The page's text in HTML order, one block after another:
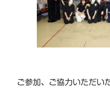
ご参加、ご協力いただい